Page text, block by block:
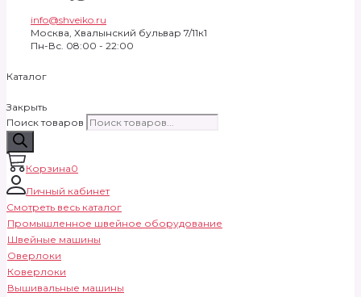
info@shveiko.ru
Москва, Хвалынский бульвар 7/11к1
Пн-Вс. 08:00 - 22:00
Каталог
Закрыть
Поиск товаров
Корзина0
Личный кабинет
Смотреть весь каталог
Промышленное швейное оборудование
Швейные машины
Оверлоки
Коверлоки
Вышивальные машины